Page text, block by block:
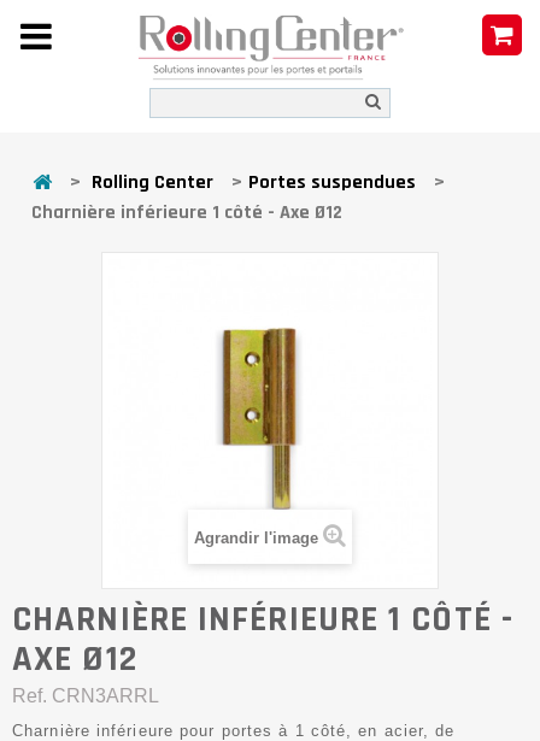
> Rolling Center > Portes suspendues
>
Charnière inférieure 1 côté - Axe Ø12
Agrandir l'image
CHARNIÈRE INFÉRIEURE 1 CÔTÉ -
AXE Ø12
Ref. CRN3ARRL
Charnière inférieure pour portes à 1 côté, en acier, de